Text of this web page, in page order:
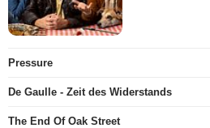
Pressure
De Gaulle - Zeit des Widerstands
The End Of Oak Street